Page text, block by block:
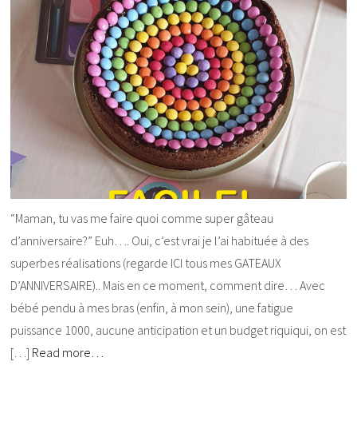
“Maman, tu vas me faire quoi comme super gâteau
d’anniversaire?” Euh…. Oui, c’est vrai je l’ai habituée à des
superbes réalisations (regarde ICI tous mes GATEAUX
D’ANNIVERSAIRE).. Mais en ce moment, comment dire… Avec
bébé pendu à mes bras (enfin, à mon sein), une fatigue
puissance 1000, aucune anticipation et un budget riquiqui, on est
[…] Read more…